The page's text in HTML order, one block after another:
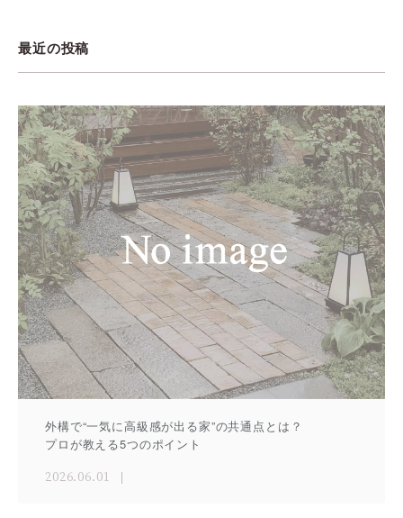
最近の投稿
外構で“一気に高級感が出る家”の共通点とは？
プロが教える5つのポイント
2026.06.01